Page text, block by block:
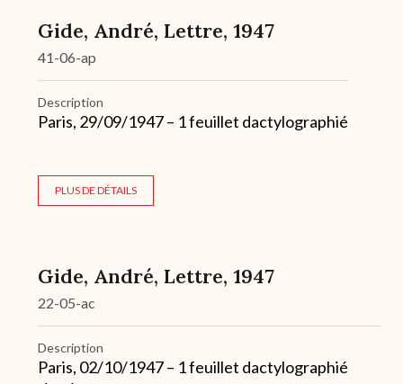
Gide, André, Lettre, 1947
41-06-ap
Description
Paris, 29/09/1947 – 1 feuillet dactylographié
PLUS DE DÉTAILS
Gide, André, Lettre, 1947
22-05-ac
Description
Paris, 02/10/1947 – 1 feuillet dactylographié